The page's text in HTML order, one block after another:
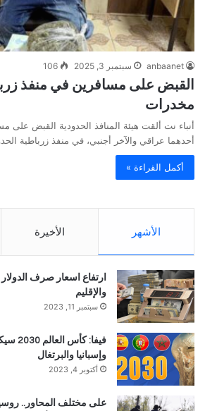
anbaanet سبتمبر 3, 2025 106
القبض على مسافرين في منفذ
مخدرات
أنباء نت ألقت هيئة المنافذ الحدودية القبض على
أحدهما عراقي والآخر أجنبي، في منفذ زرباطية
أكمل القراءة »
الأشهر الأخيرة
ارتفاع اسعار صرف
والإقليم
سبتمبر 11, 2023
فيفا:
وإسبانيا والبرتغال
أكتوبر 4, 2023
على مختلف المحاور..